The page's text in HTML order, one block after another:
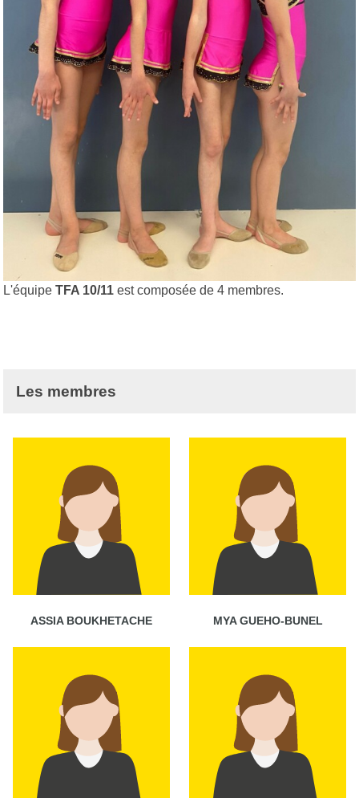
L'équipe TFA 10/11 est composée de 4 membres.
Les membres
ASSIA BOUKHETACHE MYA GUEHO-BUNEL